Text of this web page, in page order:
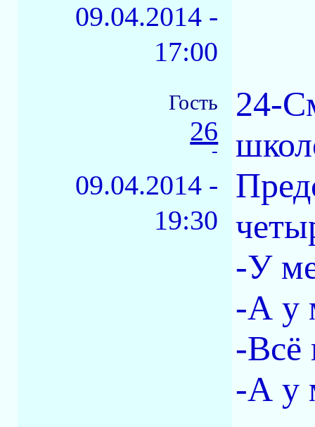
09.04.2014 -
17:00
Гость
26
-
09.04.2014 -
19:30
24-
-У
-А у
-Всё
-А у